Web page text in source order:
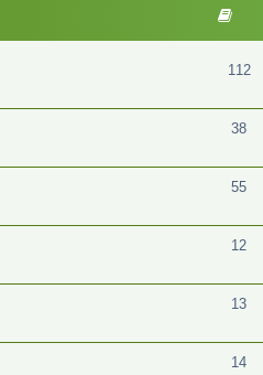
112
38
55
12
13
14